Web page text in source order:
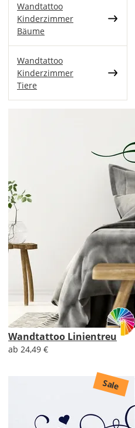
Wandtattoo
Kinderzimmer
Bäume
Wandtattoo
Kinderzimmer
Tiere
Wandtattoo Linientreu
ab 24,49 €
Sale